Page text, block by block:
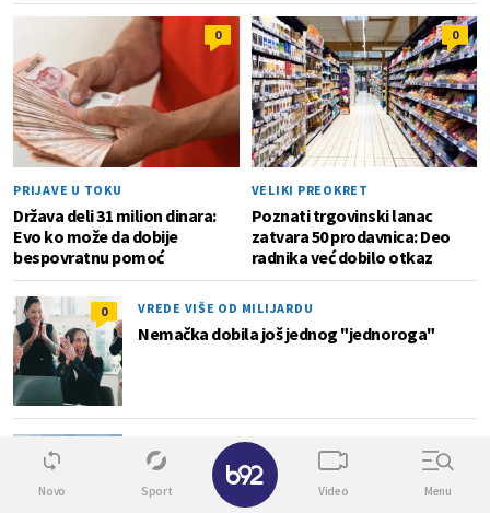
0
PRIJAVE U TOKU
Država deli 31 milion dinara:
Evo ko može da dobije
bespovratnu pomoć
0
VELIKI PREOKRET
Poznati trgovinski lanac
zatvara 50 prodavnica: Deo
radnika već dobilo otkaz
0 VREDE VIŠE OD MILIJARDU
Nemačka dobila još jednog "jednoroga"
60.000 DRONOVA GODIŠNJE
Od automobila do vojske: Francuska planira
masovnu proizvodnju
Novo Sport Video Menu
✕